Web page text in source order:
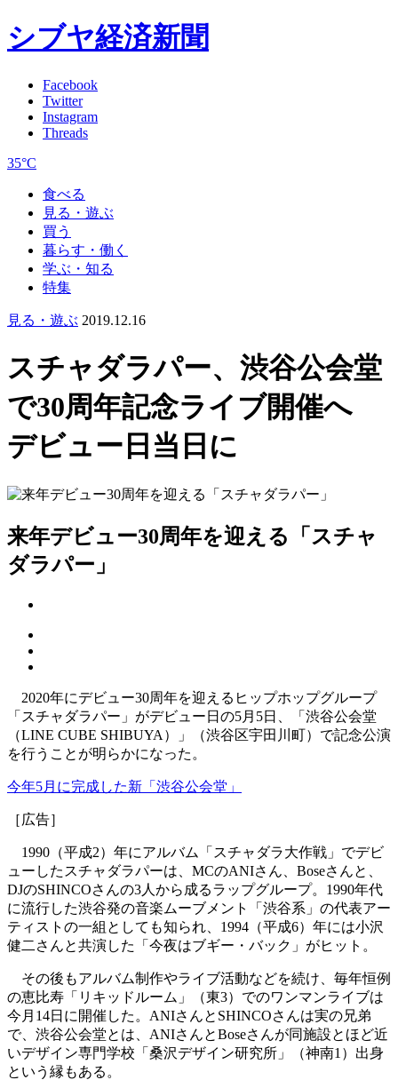
シブヤ経済新聞
Facebook
Twitter
Instagram
Threads
35°C
食べる
見る・遊ぶ
買う
暮らす・働く
学ぶ・知る
特集
見る・遊ぶ 2019.12.16
スチャダラパー、渋谷公会堂
で30周年記念ライブ開催へ
デビュー日当日に
来年デビュー30周年を迎える「スチャ
ダラパー」
2020年にデビュー30周年を迎えるヒップホップグループ
「スチャダラパー」がデビュー日の5月5日、「渋谷公会堂
（LINE CUBE SHIBUYA）」（渋谷区宇田川町）で記念公演
を行うことが明らかになった。
今年5月に完成した新「渋谷公会堂」
［広告］
1990（平成2）年にアルバム「スチャダラ大作戦」でデビ
ューしたスチャダラパーは、MCのANIさん、Boseさんと、
DJのSHINCOさんの3人から成るラップグループ。1990年代
に流行した渋谷発の音楽ムーブメント「渋谷系」の代表アー
ティストの一組としても知られ、1994（平成6）年には小沢
健二さんと共演した「今夜はブギー・バック」がヒット。
その後もアルバム制作やライブ活動などを続け、毎年恒例
の恵比寿「リキッドルーム」（東3）でのワンマンライブは
今月14日に開催した。ANIさんとSHINCOさんは実の兄弟
で、渋谷公会堂とは、ANIさんとBoseさんが同施設とほど近
いデザイン専門学校「桑沢デザイン研究所」（神南1）出身
という縁もある。